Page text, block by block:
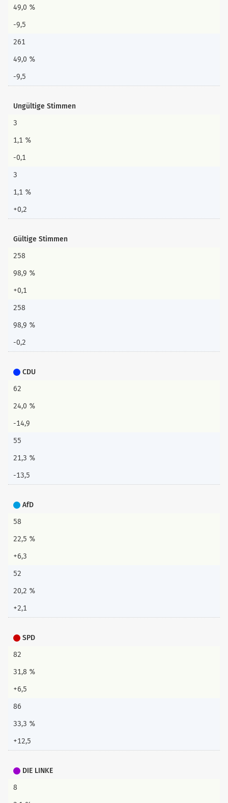
49,0 %
-9,5
261
49,0 %
-9,5
Ungültige Stimmen
3
1,1 %
-0,1
3
1,1 %
+0,2
Gültige Stimmen
258
98,9 %
+0,1
258
98,9 %
-0,2
CDU
62
24,0 %
-14,9
55
21,3 %
-13,5
AfD
58
22,5 %
+6,3
52
20,2 %
+2,1
SPD
82
31,8 %
+6,5
86
33,3 %
+12,5
DIE LINKE
8